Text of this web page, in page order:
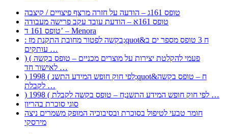
טופס 161ג – הודעה על חזרה מרצף פיצויים / קיצבה
טופס 161א – הודעת עובד עקב פרישה מעבודה
טופס 161 ד’ – Menora
: בקשה לפטור מחובת התקנת מז;quot&ח 3 טופס מספר ים ב
עותקים …
) ( פעמי להקלטת יצירות על מוצרים מכניים – טופס בקשה
לאישור חד …
) 1998 ( לפי חוק חופש המידע התשנ;quot&ח – טופס בקשה
לקבלת …
) 1998 ( לפי חוק חופש המידע התשנ;ח – טופס בקשה לקבלת …
סוגי סוכרת בהריון
חומר טבעי לטיפול בסוכרת ובסיבוכיה המופק משמרים ניצה
מירסקי